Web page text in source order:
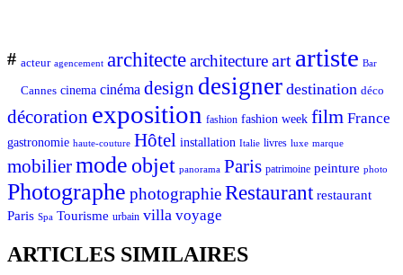
# acteur agencement architectearchitectureart artiste Bar
Cannes cinema cinéma design designer destination déco
décoration exposition fashion fashion week film France
gastronomie haute-couture Hôtel installation Italie livres luxe marque
mobiliermode objet panorama Paris patrimoine peinture photo
Photographe photographieRestaurant restaurant
Paris Spa Tourisme urbain villa voyage
ARTICLES SIMILAIRES